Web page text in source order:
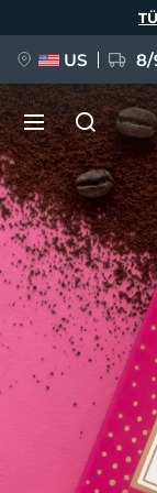
US 8/
YENİ
FAQ™ Pure
BREAKING
issa™ Teeth
Dil Seçimi
English
Français
Polski